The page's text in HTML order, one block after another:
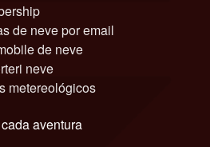
de neve por email
de neve
neve
metereológicos
cada aventura